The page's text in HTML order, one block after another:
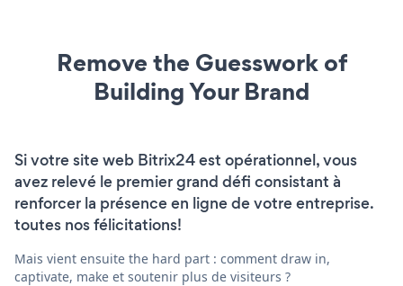
Remove the Guesswork of
Building Your Brand
Si votre site web Bitrix24 est opérationnel, vous
avez relevé le premier grand défi consistant à
renforcer la présence en ligne de votre entreprise.
toutes nos félicitations!
Mais vient ensuite the hard part : comment draw in,
captivate, make et soutenir plus de visiteurs ?